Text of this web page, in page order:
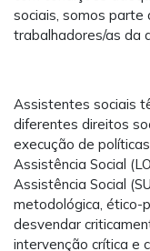
sociais, somos
trabalhadores/as da
Assistentes sociais
diferentes direitos
execução de
Assistência Social
Assistência Social
metodológica, ético-
desvendar
intervenção crítica e